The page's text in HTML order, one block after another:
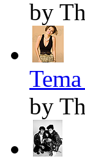
by
by